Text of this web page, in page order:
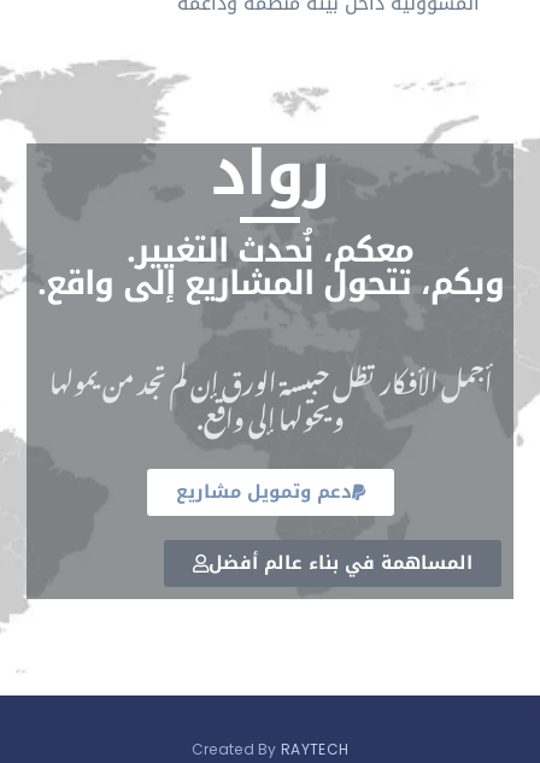
رواد
معكم، نُحدث التغيير.
وبكم، تتحول المشاريع إلى واقع.
أجمل الأفكار تظل حبيسة الورق إن لم تجد من يمولها
ويحولها إلى واقع.
دعم وتمويل مشاريع
المساهمة في بناء عالم أفضل
Created By RAYTECH